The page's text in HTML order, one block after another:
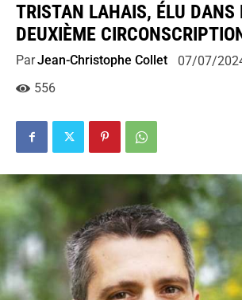
TRISTAN LAHAIS, ÉLU DANS
DEUXIÈME
ParJean-Christophe Collet 07/07/
556